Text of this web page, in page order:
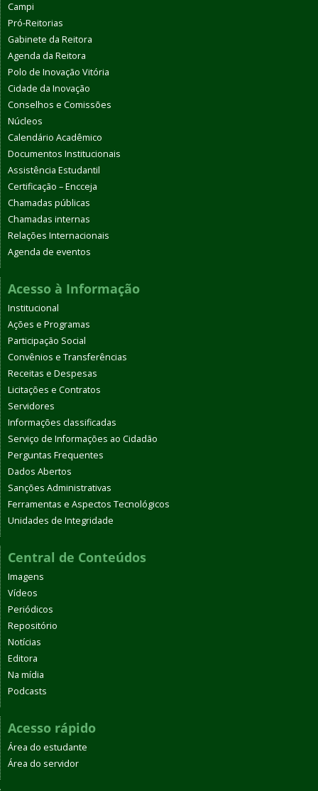
Campi
Pró-Reitorias
Gabinete da Reitora
Agenda da Reitora
Polo de Inovação Vitória
Cidade da Inovação
Conselhos e Comissões
Núcleos
Calendário Acadêmico
Documentos Institucionais
Assistência Estudantil
Certificação – Encceja
Chamadas públicas
Chamadas internas
Relações Internacionais
Agenda de eventos
Acesso à Informação
Institucional
Ações e Programas
Participação Social
Convênios e Transferências
Receitas e Despesas
Licitações e Contratos
Servidores
Informações classificadas
Serviço de Informações ao Cidadão
Perguntas Frequentes
Dados Abertos
Sanções Administrativas
Ferramentas e Aspectos Tecnológicos
Unidades de Integridade
Central de Conteúdos
Imagens
Vídeos
Periódicos
Repositório
Notícias
Editora
Na mídia
Podcasts
Acesso rápido
Área do estudante
Área do servidor